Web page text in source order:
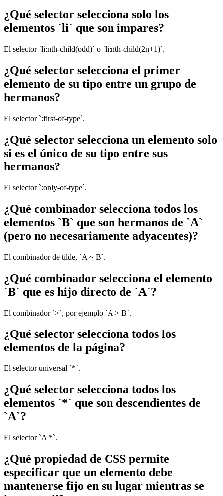
¿Qué selector selecciona solo los
elementos `li` que son impares?
El selector `li:nth-child(odd)` o `li:nth-child(2n+1)`.
¿Qué selector selecciona el primer
elemento de su tipo entre un grupo de
hermanos?
El selector `:first-of-type`.
¿Qué selector selecciona un elemento solo
si es el único de su tipo entre sus
hermanos?
El selector `:only-of-type`.
¿Qué combinador selecciona todos los
elementos `B` que son hermanos de `A`
(pero no necesariamente adyacentes)?
El combinador de tilde, `A ~ B`.
¿Qué combinador selecciona el elemento
`B` que es hijo directo de `A`?
El combinador `>`, por ejemplo `A > B`.
¿Qué selector selecciona todos los
elementos de la página?
El selector universal `*`.
¿Qué selector selecciona todos los
elementos `*` que son descendientes de
`A`?
El selector `A *`.
¿Qué propiedad de CSS permite
especificar que un elemento debe
mantenerse fijo en su lugar mientras se